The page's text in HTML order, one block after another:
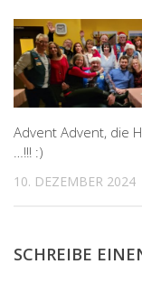
Advent Advent, die
…!!! :)
10. DEZEMBER 2024
SCHREIBE